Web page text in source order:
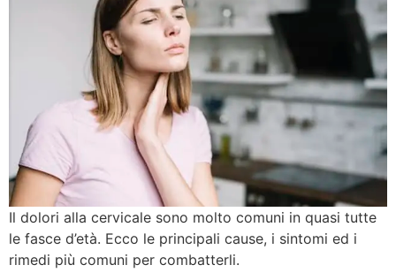
Il dolori alla cervicale sono molto comuni in quasi tutte
le fasce d’età. Ecco le principali cause, i sintomi ed i
rimedi più comuni per combatterli.